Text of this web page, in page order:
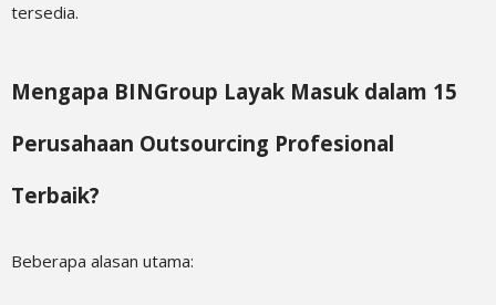
tersedia.
Mengapa BINGroup Layak Masuk dalam 15
Perusahaan Outsourcing Profesional
Terbaik?
Beberapa alasan utama: